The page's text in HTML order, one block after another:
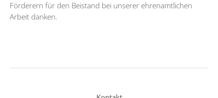
Förderern für den Beistand bei unserer ehrenamtlichen
Arbeit danken.